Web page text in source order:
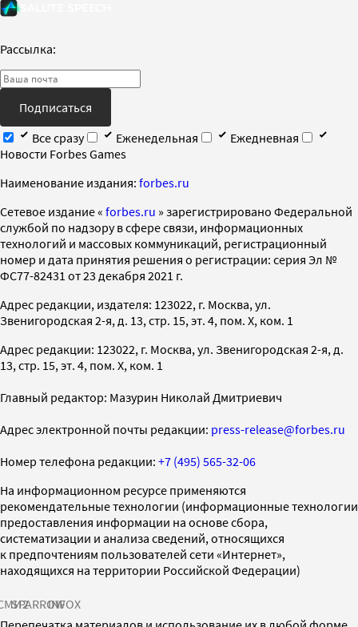
Рассылка:
Подписаться
Все сразу
Еженедельная
Ежедневная
Новости Forbes Games
Наименование издания: forbes.ru
Cетевое издание « forbes.ru » зарегистрировано Федеральной
службой по надзору в сфере связи, информационных
технологий и массовых коммуникаций, регистрационный
номер и дата принятия решения о регистрации: серия Эл №
ФС77-82431 от 23 декабря 2021 г.
Адрес редакции, издателя: 123022, г. Москва, ул.
Звенигородская 2-я, д. 13, стр. 15, эт. 4, пом. X, ком. 1
Адрес редакции: 123022, г. Москва, ул. Звенигородская 2-я, д.
13, стр. 15, эт. 4, пом. X, ком. 1
Главный редактор: Мазурин Николай Дмитриевич
Адрес электронной почты редакции: press-release@forbes.ru
Номер телефона редакции: +7 (495) 565-32-06
На информационном ресурсе применяются
рекомендательные технологии (информационные технологии
предоставления информации на основе сбора,
систематизации и анализа сведений, относящихся
к предпочтениям пользователей сети «Интернет»,
находящихся на территории Российской Федерации)
SPARROWINFOX